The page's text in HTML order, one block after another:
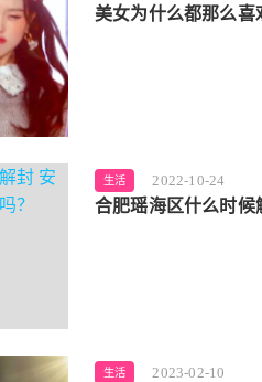
美女为什么都那么喜
生活 2022-10-24
合肥瑶海区什么时候
生活 2023-02-10